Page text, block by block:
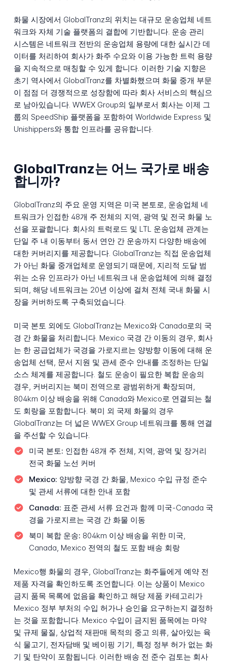
화물 시장에서 GlobalTranz의 위치는 대규모 운송업체 네트
워크와 자체 기술 플랫폼의 결합에 기반합니다. 운송 관리
시스템은 네트워크 전반의 운송업체 용량에 대한 실시간 데
이터를 처리하여 회사가 화주 수요와 이용 가능한 트럭 용량
을 지속적으로 매칭할 수 있게 합니다. 이러한 기술 지향은
초기 역사에서 GlobalTranz를 차별화했으며 화물 중개 부문
이 점점 더 경쟁적으로 성장함에 따라 회사 서비스의 핵심으
로 남아있습니다. WWEX Group의 일부로서 회사는 이제 그
룹의 SpeedShip 플랫폼을 포함하여 Worldwide Express 및
Unishippers와 통합 인프라를 공유합니다.
GlobalTranz는 어느 국가로 배송
합니까?
GlobalTranz의 주요 운영 지역은 미국 본토로, 운송업체 네
트워크가 인접한 48개 주 전체의 지역, 광역 및 전국 화물 노
선을 포괄합니다. 회사의 트럭로드 및 LTL 운송업체 관계는
단일 주 내 이동부터 동서 연안 간 운송까지 다양한 배송에
대한 커버리지를 제공합니다. GlobalTranz는 직접 운송업체
가 아닌 화물 중개업체로 운영되기 때문에, 지리적 도달 범
위는 소유 인프라가 아닌 네트워크 내 운송업체에 의해 결정
되며, 해당 네트워크는 20년 이상에 걸쳐 전체 국내 화물 시
장을 커버하도록 구축되었습니다.
미국 본토 외에도 GlobalTranz는 Mexico와 Canada로의 국
경 간 화물을 처리합니다. Mexico 국경 간 이동의 경우, 회사
는 한 공급업체가 국경을 가로지르는 양방향 이동에 대해 운
송업체 선택, 문서 지원 및 관세 준수 안내를 조정하는 단일
소스 체계를 제공합니다. 철도 운송이 필요한 복합 운송의
경우, 커버리지는 북미 전역으로 광범위하게 확장되며,
804km 이상 배송을 위해 Canada와 Mexico로 연결되는 철
도 회랑을 포함합니다. 북미 외 국제 화물의 경우
GlobalTranz는 더 넓은 WWEX Group 네트워크를 통해 연결
을 주선할 수 있습니다.
미국 본토: 인접한 48개 주 전체, 지역, 광역 및 장거리
전국 화물 노선 커버
Mexico: 양방향 국경 간 화물, Mexico 수입 규정 준수
및 관세 서류에 대한 안내 포함
Canada: 표준 관세 서류 요건과 함께 미국-Canada 국
경을 가로지르는 국경 간 화물 이동
북미 복합 운송: 804km 이상 배송을 위한 미국,
Canada, Mexico 전역의 철도 포함 배송 회랑
Mexico행 화물의 경우, GlobalTranz는 화주들에게 예약 전
제품 자격을 확인하도록 조언합니다. 이는 상품이 Mexico
금지 품목 목록에 없음을 확인하고 해당 제품 카테고리가
Mexico 정부 부처의 수입 허가나 승인을 요구하는지 결정하
는 것을 포함합니다. Mexico 수입이 금지된 품목에는 마약
및 규제 물질, 상업적 재판매 목적의 중고 의류, 살아있는 육
식 물고기, 전자담배 및 베이핑 기기, 특정 정부 허가 없는 화
기 및 탄약이 포함됩니다. 이러한 배송 전 준수 검토는 회사